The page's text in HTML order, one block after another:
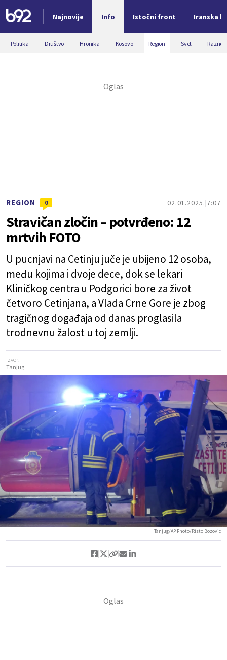
Najnovije Info Istočni front Iranska
Nova vest
Politika Društvo Hronika Kosovo Region Svet Razno
REGION 0 02.01.2025. 7:07
Stravičan zločin – potvrđeno: 12
mrtvih FOTO
U pucnjavi na Cetinju juče je ubijeno 12 osoba,
među kojima i dvoje dece, dok se lekari
Kliničkog centra u Podgorici bore za život
četvoro Cetinjana, a Vlada Crne Gore je zbog
tragičnog događaja od danas proglasila
trodnevnu žalost u toj zemlji.
Izvor:
Tanjug
Tanjug/AP Photo/Risto Bozovic